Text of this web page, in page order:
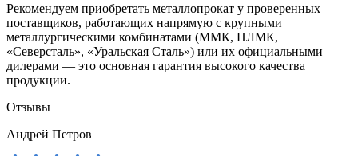
Рекомендуем приобретать металлопрокат у проверенных
поставщиков, работающих напрямую с крупными
металлургическими комбинатами (ММК, НЛМК,
«Северсталь», «Уральская Сталь») или их официальными
дилерами — это основная гарантия высокого качества
продукции.
Отзывы
Андрей Петров